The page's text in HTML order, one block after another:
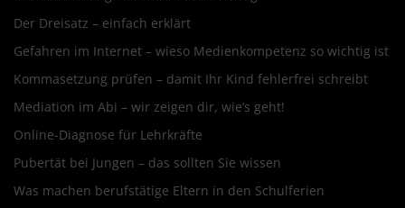
Der Dreisatz – einfach erklärt
Gefahren im Internet – wieso Medienkompetenz so wichtig ist
Kommasetzung prüfen – damit Ihr Kind fehlerfrei schreibt
Mediation im Abi – wir zeigen dir, wie’s geht!
Online-Diagnose für Lehrkräfte
Pubertät bei Jungen – das sollten Sie wissen
Was machen berufstätige Eltern in den Schulferien